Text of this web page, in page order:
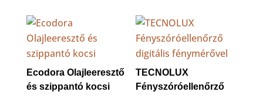
839,000 Ft.
Ecodora Olajleeresztő
és szippantó kocsi
TECNOLUX
Fényszóróellenőrző